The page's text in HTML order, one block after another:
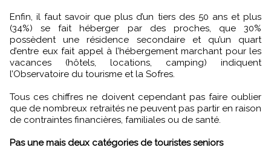
Enfin, il faut savoir que plus d’un tiers des 50 ans et plus
(34%) se fait héberger par des proches, que 30%
possèdent une résidence secondaire et qu’un quart
d’entre eux fait appel à l’hébergement marchant pour les
vacances (hôtels, locations, camping) indiquent
l’Observatoire du tourisme et la Sofres.
Tous ces chiffres ne doivent cependant pas faire oublier
que de nombreux retraités ne peuvent pas partir en raison
de contraintes financières, familiales ou de santé.
Pas une mais deux catégories de touristes seniors